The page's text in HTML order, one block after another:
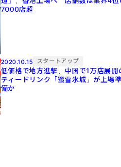
7000店超
2020.10.15 スタートアップ
低価格で地方進撃、中国で1万店展開
ティードリンク「蜜雪氷城」が上場
備か